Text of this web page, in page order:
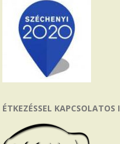
ÉTKEZÉSSEL KAPCSOLATOS